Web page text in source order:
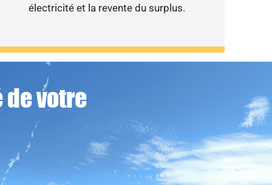
électricité et la revente du surplus.
votre